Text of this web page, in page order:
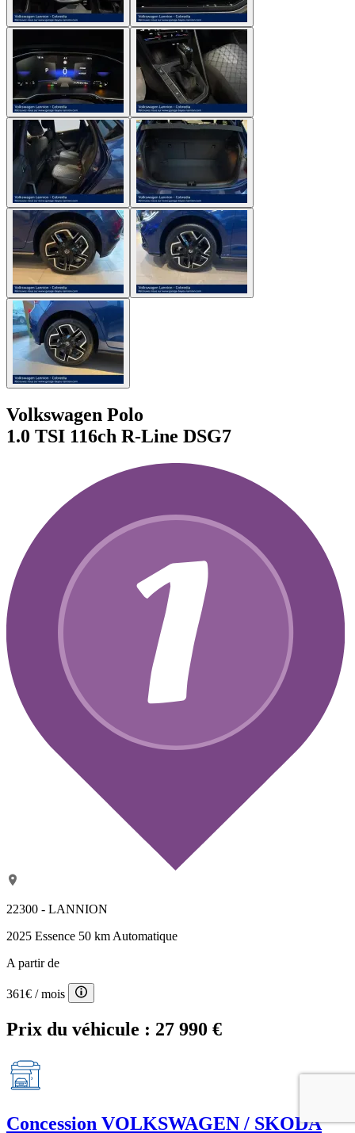
Volkswagen Polo
1.0 TSI 116ch R-Line DSG7
22300 - LANNION
2025 Essence 50 km Automatique
A partir de
361€ / mois
Prix du véhicule : 27 990 €
Concession VOLKSWAGEN / SKODA